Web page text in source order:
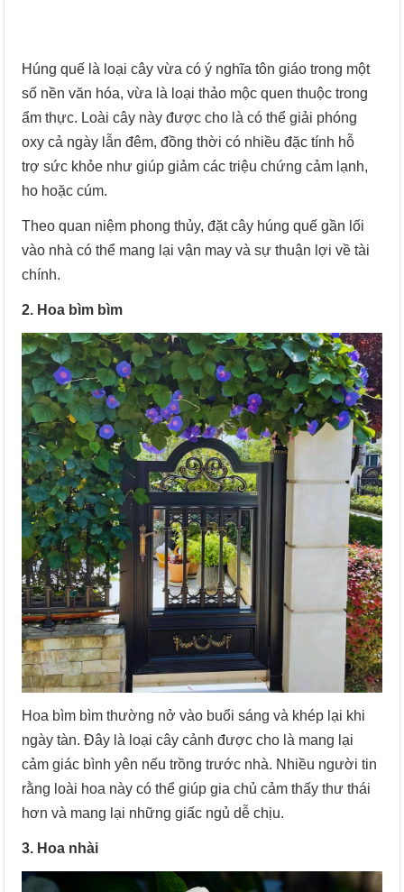
Húng quế là loại cây vừa có ý nghĩa tôn giáo trong một
số nền văn hóa, vừa là loại thảo mộc quen thuộc trong
ẩm thực. Loài cây này được cho là có thể giải phóng
oxy cả ngày lẫn đêm, đồng thời có nhiều đặc tính hỗ
trợ sức khỏe như giúp giảm các triệu chứng cảm lạnh,
ho hoặc cúm.
Theo quan niệm phong thủy, đặt cây húng quế gần lối
vào nhà có thể mang lại vận may và sự thuận lợi về tài
chính.
2. Hoa bìm bìm
Hoa bìm bìm thường nở vào buổi sáng và khép lại khi
ngày tàn. Đây là loại cây cảnh được cho là mang lại
cảm giác bình yên nếu trồng trước nhà. Nhiều người tin
rằng loài hoa này có thể giúp gia chủ cảm thấy thư thái
hơn và mang lại những giấc ngủ dễ chịu.
3. Hoa nhài